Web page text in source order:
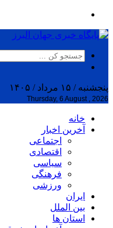
پنجشنبه / ۱۵ مرداد / ۱۴۰۵
Thursday, 6 August , 2026
خانه
آخرین اخبار
اجتماعی
اقتصادی
سیاسی
فرهنگی
ورزشی
ایران
بین الملل
استان ها